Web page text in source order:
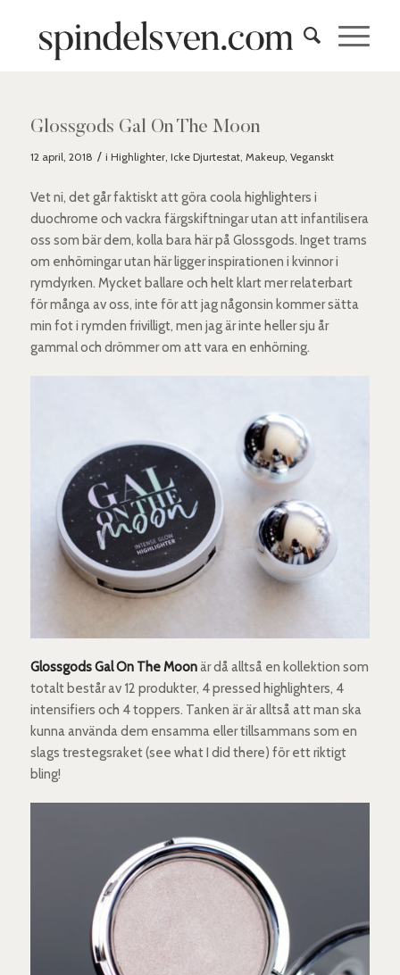
Glossgods Gal On The Moon
12 april, 2018 / i Highlighter, Icke Djurtestat, Makeup, Veganskt
Vet ni, det går faktiskt att göra coola highlighters i
duochrome och vackra färgskiftningar utan att infantilisera
oss som bär dem, kolla bara här på Glossgods. Inget trams
om enhörningar utan här ligger inspirationen i kvinnor i
rymdyrken. Mycket ballare och helt klart mer relaterbart
för många av oss, inte för att jag någonsin kommer sätta
min fot i rymden frivilligt, men jag är inte heller sju år
gammal och drömmer om att vara en enhörning.
Glossgods Gal On The Moonär då alltså en kollektion som
totalt består av 12 produkter, 4 pressed highlighters, 4
intensifiers och 4 toppers. Tanken är är alltså att man ska
kunna använda dem ensamma eller tillsammans som en
slags trestegsraket (see what I did there) för ett riktigt
bling!